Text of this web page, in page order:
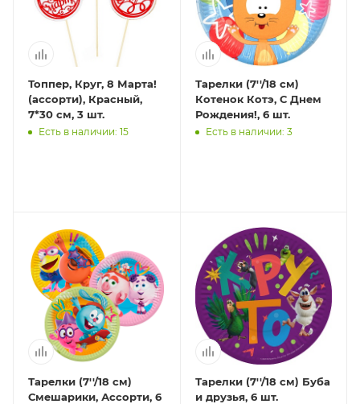
Топпер, Круг, 8 Марта!
(ассорти), Красный,
7*30 см, 3 шт.
Есть в наличии: 15
Тарелки (7''/18 см)
Котенок Котэ, С Днем
Рождения!, 6 шт.
Есть в наличии: 3
Тарелки (7''/18 см)
Смешарики, Ассорти, 6
Тарелки (7''/18 см) Буба
и друзья, 6 шт.